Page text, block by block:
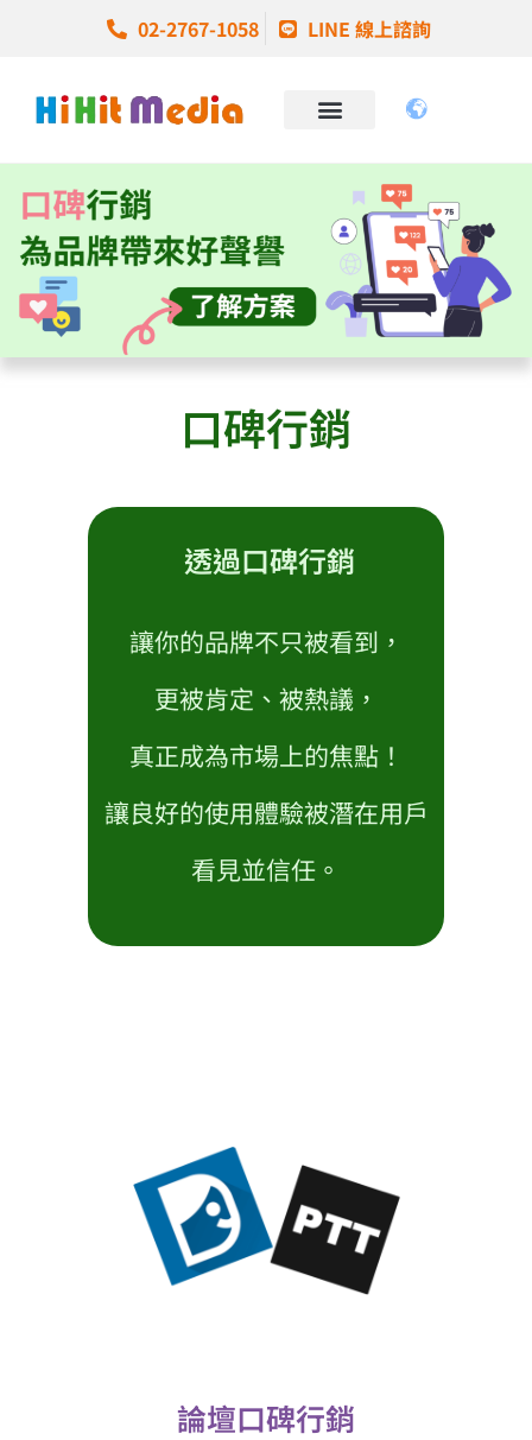
02-2767-1058 LINE 線上諮詢
口碑行銷
透過口碑行銷
讓你的品牌不只被看到，
更被肯定、被熱議，
真正成為市場上的焦點！
讓良好的使用體驗被潛在用戶
看見並信任。
論壇口碑行銷